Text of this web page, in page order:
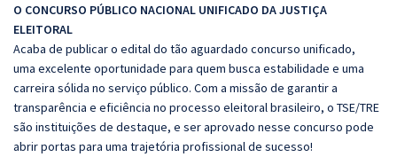
O CONCURSO PÚBLICO NACIONAL UNIFICADO DA JUSTIÇA
ELEITORAL
Acaba de publicar o edital do tão aguardado concurso unificado,
uma excelente oportunidade para quem busca estabilidade e uma
carreira sólida no serviço público. Com a missão de garantir a
transparência e eficiência no processo eleitoral brasileiro, o TSE/TRE
são instituições de destaque, e ser aprovado nesse concurso pode
abrir portas para uma trajetória profissional de sucesso!